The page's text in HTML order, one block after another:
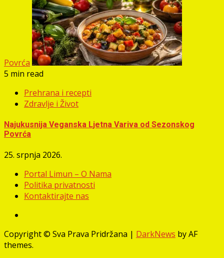
Povrća
5 min read
Prehrana i recepti
Zdravlje i Život
Najukusnija Veganska Ljetna Variva od Sezonskog
Povrća
25. srpnja 2026.
Portal Limun – O Nama
Politika privatnosti
Kontaktirajte nas
Copyright © Sva Prava Pridržana | DarkNews by AF
themes.